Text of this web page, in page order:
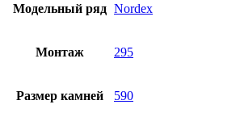
Модельный ряд Nordex
Монтаж 295
Размер камней 590